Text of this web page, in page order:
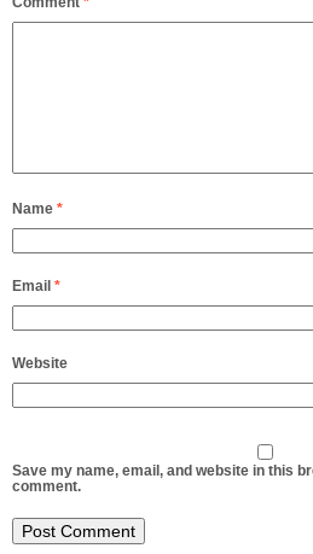
Name *
Email *
Website
Save my name, email, and website in this
comment.